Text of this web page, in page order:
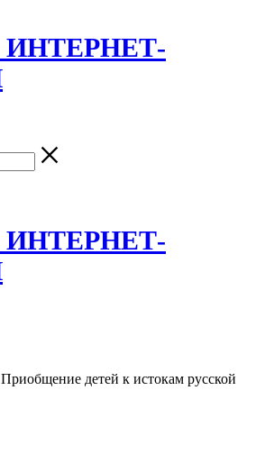
Приобщение детей к истокам русской